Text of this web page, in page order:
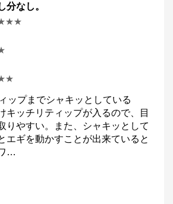
分なし。
ップまでシャキッとしている
キッチリティップが入るので、目
りやすい。また、シャキッとして
エギを動かすことが出来ていると
…